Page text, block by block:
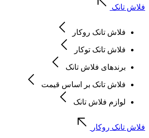
فلاش تانک
فلاش تانک روکار
فلاش تانک توکار
برندهای فلاش تانک
فلاش تانک بر اساس قیمت
لوازم فلاش تانک
فلاش تانک روکار